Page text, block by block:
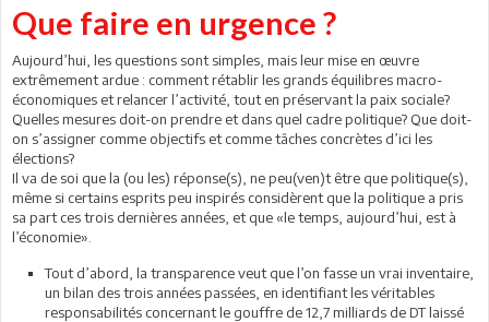
Que faire en urgence ?
Aujourd’hui, les questions sont simples, mais leur mise en œuvre
extrêmement ardue : comment rétablir les grands équilibres macro-
économiques et relancer l’activité, tout en préservant la paix sociale?
Quelles mesures doit-on prendre et dans quel cadre politique? Que doit-
on s’assigner comme objectifs et comme tâches concrètes d’ici les
élections?
Il va de soi que la (ou les) réponse(s), ne peu(ven)t être que politique(s),
même si certains esprits peu inspirés considèrent que la politique a pris
sa part ces trois dernières années, et que «le temps, aujourd’hui, est à
l’économie».
Tout d’abord, la transparence veut que l’on fasse un vrai inventaire,
un bilan des trois années passées, en identifiant les véritables
responsabilités concernant le gouffre de 12,7 milliards de DT laissé